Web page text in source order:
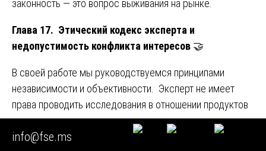
законность — это вопрос выживания на рынке.
Глава 17. Этический кодекс эксперта и
недопустимость конфликта интересов 🤝
В своей работе мы руководствуемся принципами
независимости и объективности. Эксперт не имеет
права проводить исследования в отношении продуктов
компании, где он является акционером или
сотрудником. Особенно важно это при судебных
info@fse.ms